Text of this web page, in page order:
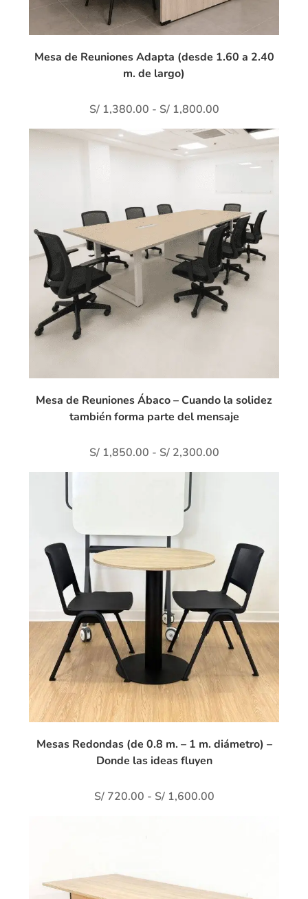
Mesa de Reuniones Adapta (desde 1.60 a 2.40
m. de largo)
S/1,380.00 - S/1,800.00
Mesa de Reuniones Ábaco – Cuando la solidez
también forma parte del mensaje
S/1,850.00 - S/2,300.00
Mesas Redondas (de 0.8 m. – 1 m. diámetro) –
Donde las ideas fluyen
S/720.00 - S/1,600.00